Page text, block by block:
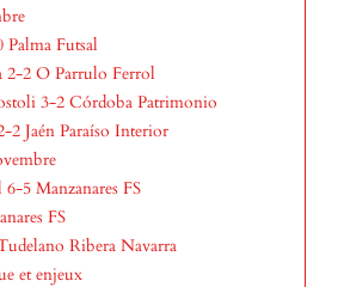
Futsal
2-2 O Parrulo Ferrol
3-2 Córdoba Patrimonio
2 Jaén Paraíso Interior
5 Manzanares FS
FS
Ribera Navarra
et enjeux